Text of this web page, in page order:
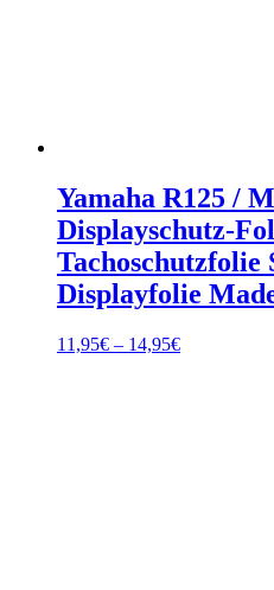
Yamaha R125 /
Displayschutz-
Tachoschutzfolie
Displayfolie
11,95€ – 14,95€Preisspanne: